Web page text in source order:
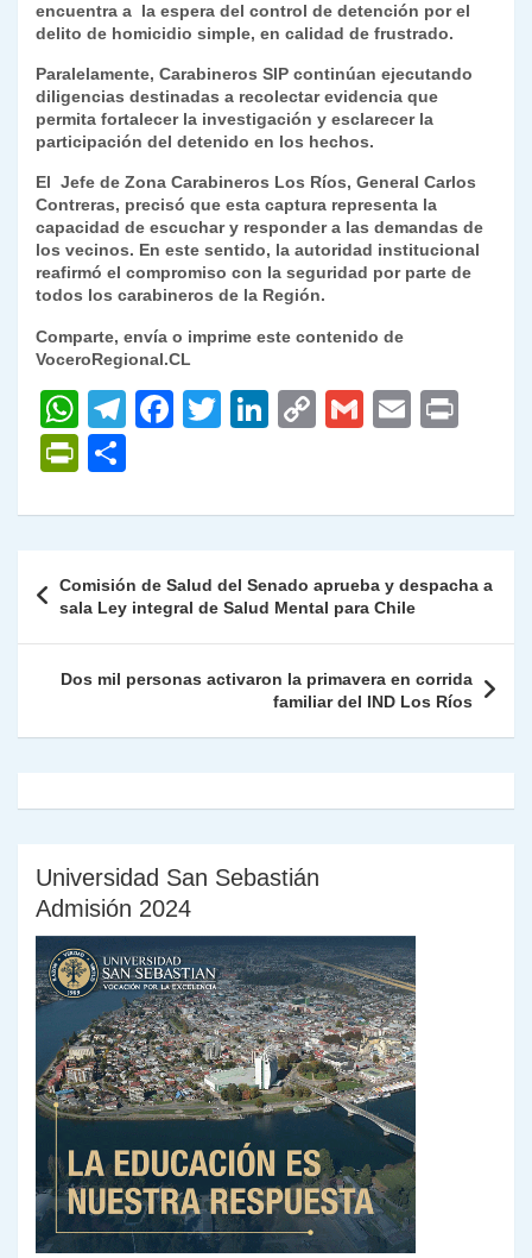
encuentra a la espera del control de detención por el
delito de homicidio simple, en calidad de frustrado.
Paralelamente, Carabineros SIP continúan ejecutando
diligencias destinadas a recolectar evidencia que
permita fortalecer la investigación y esclarecer la
participación del detenido en los hechos.
El Jefe de Zona Carabineros Los Ríos, General Carlos
Contreras, precisó que esta captura representa la
capacidad de escuchar y responder a las demandas de
los vecinos. En este sentido, la autoridad institucional
reafirmó el compromiso con la seguridad por parte de
todos los carabineros de la Región.
Comparte, envía o imprime este contenido de
VoceroRegional.CL
W
h
at
s
p
p
T
gr
m
F
e
o
o
k
T
er
Li
e
n
C
y
n
k
G
l
E
l
P
nt
Fr
ie
n
dl
m
p
ar
tir
de
entradas
Comisión de Salud del Senado aprueba y despacha a
sala Ley integral de Salud Mental para Chile
Dos mil personas activaron la primavera en corrida
familiar del IND Los Ríos
Universidad San Sebastián
Admisión 2024